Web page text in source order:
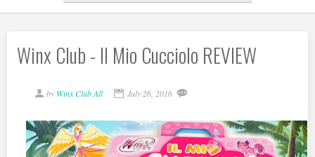
Winx Club - Il Mio Cucciolo REVIEW
by Winx Club All July 26, 2016